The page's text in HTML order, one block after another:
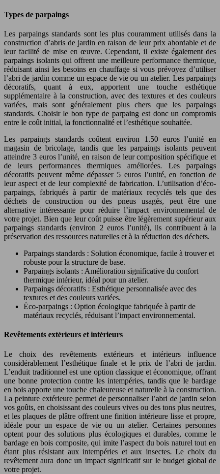
Types de parpaings
Les parpaings standards sont les plus couramment utilisés dans la
construction d’abris de jardin en raison de leur prix abordable et de
leur facilité de mise en œuvre. Cependant, il existe également des
parpaings isolants qui offrent une meilleure performance thermique,
réduisant ainsi les besoins en chauffage si vous prévoyez d’utiliser
l’abri de jardin comme un espace de vie ou un atelier. Les parpaings
décoratifs, quant à eux, apportent une touche esthétique
supplémentaire à la construction, avec des textures et des couleurs
variées, mais sont généralement plus chers que les parpaings
standards. Choisir le bon type de parpaing est donc un compromis
entre le coût initial, la fonctionnalité et l’esthétique souhaitée.
Les parpaings standards coûtent environ 1.50 euros l’unité en
magasin de bricolage, tandis que les parpaings isolants peuvent
atteindre 3 euros l’unité, en raison de leur composition spécifique et
de leurs performances thermiques améliorées. Les parpaings
décoratifs peuvent même dépasser 5 euros l’unité, en fonction de
leur aspect et de leur complexité de fabrication. L’utilisation d’éco-
parpaings, fabriqués à partir de matériaux recyclés tels que des
déchets de construction ou des pneus usagés, peut être une
alternative intéressante pour réduire l’impact environnemental de
votre projet. Bien que leur coût puisse être légèrement supérieur aux
parpaings standards (environ 2 euros l’unité), ils contribuent à la
préservation des ressources naturelles et à la réduction des déchets.
Parpaings standards : Solution économique, facile à trouver et
robuste pour la structure de base.
Parpaings isolants : Amélioration significative du confort
thermique intérieur, idéal pour un atelier.
Parpaings décoratifs : Esthétique personnalisée avec des
textures et des couleurs variées.
Éco-parpaings : Option écologique fabriquée à partir de
matériaux recyclés, réduisant l’impact environnemental.
Revêtements extérieurs et intérieurs
Le choix des revêtements extérieurs et intérieurs influence
considérablement l’esthétique finale et le prix de l’abri de jardin.
L’enduit traditionnel est une option classique et économique, offrant
une bonne protection contre les intempéries, tandis que le bardage
en bois apporte une touche chaleureuse et naturelle à la construction.
La peinture extérieure permet de personnaliser l’abri de jardin selon
vos goûts, en choisissant des couleurs vives ou des tons plus neutres,
et les plaques de plâtre offrent une finition intérieure lisse et propre,
idéale pour un espace de vie ou un atelier. Certaines personnes
optent pour des solutions plus écologiques et durables, comme le
bardage en bois composite, qui imite l’aspect du bois naturel tout en
étant plus résistant aux intempéries et aux insectes. Le choix du
revêtement aura donc un impact significatif sur le budget global de
votre projet.